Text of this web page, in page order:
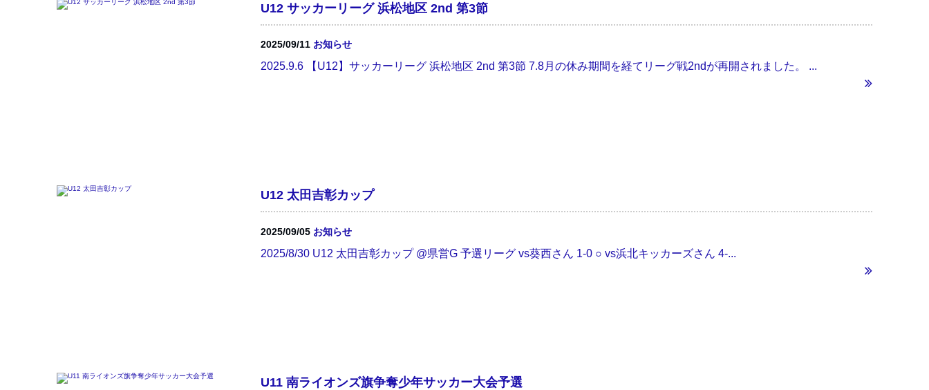
U12 サッカーリーグ 浜松地区 2nd 第3節
2025/09/11 お知らせ
2025.9.6 【U12】サッカーリーグ 浜松地区 2nd 第3節 7.8月の休み期間を経てリーグ戦2ndが再開されました。 ...
U12 太田吉彰カップ
2025/09/05 お知らせ
2025/8/30 U12 太田吉彰カップ @県営G 予選リーグ vs葵西さん 1-0 ○ vs浜北キッカーズさん 4-...
U11 南ライオンズ旗争奪少年サッカー大会予選